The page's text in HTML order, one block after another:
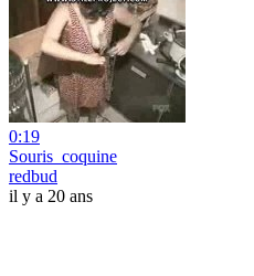
0:19
Souris_coquine
redbud
il y a 20 ans